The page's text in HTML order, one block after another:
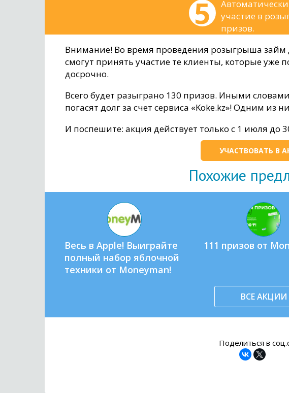
участие в
призов.
Внимание! Во время проведения розыгрыша
смогут принять участие те клиенты, которые уже
досрочно.
Всего будет разыграно 130 призов. Иными
погасят долг за счет сервиса «Koke.kz»! Одним из
И поспешите: акция действует только с 1 июля до
УЧАСТВОВАТЬ В
Похожие
Весь в Apple! Выиграйте
полный набор яблочной
техники от Moneyman!
111 призов от
ВСЕ АКЦИИ
Поделиться в